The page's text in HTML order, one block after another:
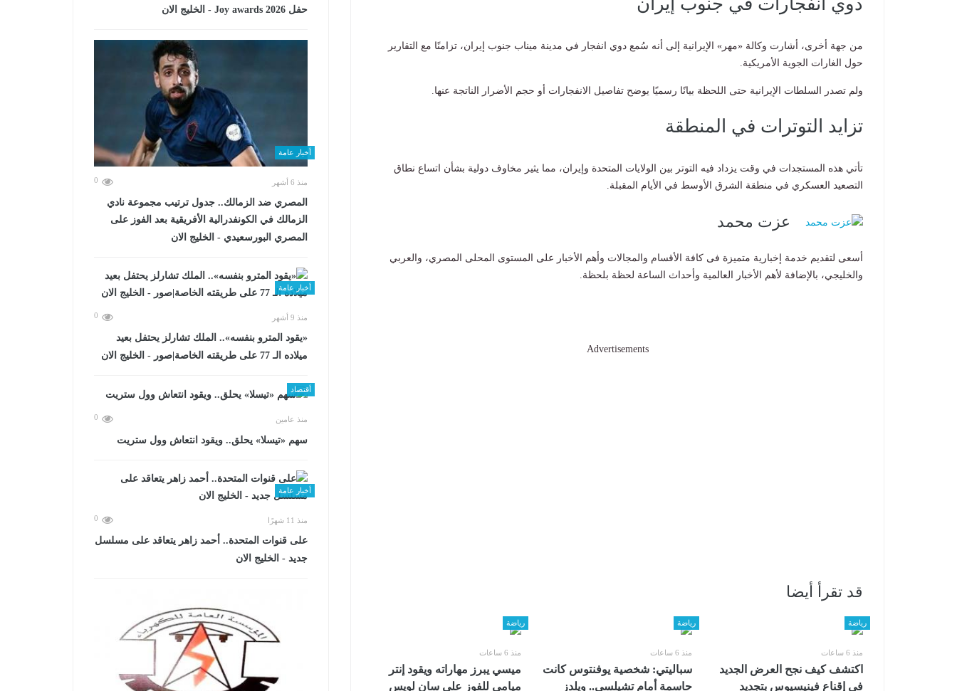
من جهة أخرى، أشارت وكالة «مهر» الإيرانية إلى أنه سُمع دوي انفجار في مدينة ميناب جنوب إيران، تزامنًا مع التقارير
حول الغارات الجوية الأمريكية.
ولم تصدر السلطات الإيرانية حتى اللحظة بيانًا رسميًا يوضح تفاصيل الانفجارات أو حجم الأضرار الناتجة عنها.
تزايد التوترات في المنطقة
تأتي هذه المستجدات في وقت يزداد فيه التوتر بين الولايات المتحدة وإيران، مما يثير مخاوف دولية بشأن اتساع نطاق
التصعيد العسكري في منطقة الشرق الأوسط في الأيام المقبلة.
عزت محمد
أسعى لتقديم خدمة إخبارية متميزة فى كافة الأقسام والمجالات وأهم الأخبار على المستوى المحلى المصري، والعربي
والخليجي، بالإضافة لأهم الأخبار العالمية وأحداث الساعة لحظة بلحظة.
Advertisements
قد تقرأ أيضا
رياضة
منذ 6 ساعات
اكتشف كيف نجح العرض الجديد
في إقناع فينيسيوس بتجديد
رياضة
منذ 6 ساعات
سباليتي: شخصية يوفنتوس كانت
حاسمة أمام تشيلسي.. ويلدز
رياضة
منذ 6 ساعات
ميسي يبرز مهاراته ويقود إنتر
ميامي للفوز على سان لويس
حفل Joy awards 2026 - الخليج الان
أخبار عامة
منذ 6 أشهر 0
المصري ضد الزمالك.. جدول ترتيب مجموعة نادي
الزمالك في الكونفدرالية الأفريقية بعد الفوز على
المصري البورسعيدي - الخليج الان
أخبار عامة
منذ 9 أشهر 0
«يقود المترو بنفسه».. ​​​​​الملك تشارلز يحتفل بعيد
ميلاده الـ 77 على طريقته الخاصة|صور - الخليج الان
أقتصاد
منذ عامين 0
سهم «تيسلا» يحلق.. ويقود انتعاش وول ستريت
أخبار عامة
منذ 11 شهرًا 0
على قنوات المتحدة.. أحمد زاهر يتعاقد على مسلسل
جديد - الخليج الان